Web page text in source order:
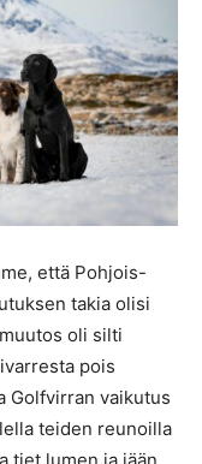
että Pohjois-
takia olisi
oli silti
pois
Golfvirran vaikutus
teiden reunoilla